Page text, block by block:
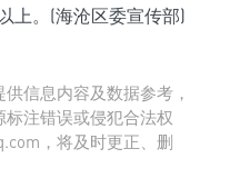
上。(海沧区委宣传部)
信息内容及数据参考，
注错误或侵犯合法权
，将及时更正、删